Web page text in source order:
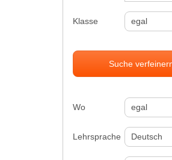
Klasse
Suche
Wo
Lehrsprache